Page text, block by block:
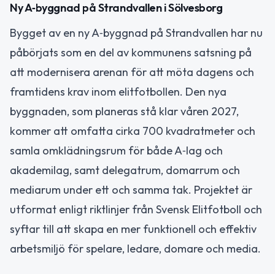
Ny A‑byggnad på Strandvallen i Sölvesborg
Bygget av en ny A‑byggnad på Strandvallen har nu
påbörjats som en del av kommunens satsning på
att modernisera arenan för att möta dagens och
framtidens krav inom elitfotbollen. Den nya
byggnaden, som planeras stå klar våren 2027,
kommer att omfatta cirka 700 kvadratmeter och
samla omklädningsrum för både A‑lag och
akademilag, samt delegatrum, domarrum och
mediarum under ett och samma tak. Projektet är
utformat enligt riktlinjer från Svensk Elitfotboll och
syftar till att skapa en mer funktionell och effektiv
arbetsmiljö för spelare, ledare, domare och media.